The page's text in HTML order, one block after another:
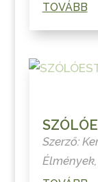
TOVÁBB
Szerző:
Élmények,